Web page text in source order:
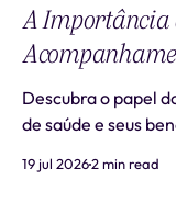
A
Descubra o papel
de saúde e seus
19 jul 20262 min read